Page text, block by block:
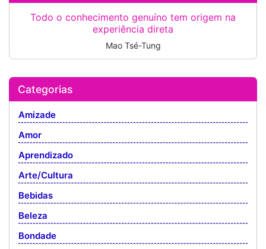
Todo o conhecimento genuíno tem origem na
experiência direta
Mao Tsé-Tung
Categorias
Amizade
Amor
Aprendizado
Arte/Cultura
Bebidas
Beleza
Bondade